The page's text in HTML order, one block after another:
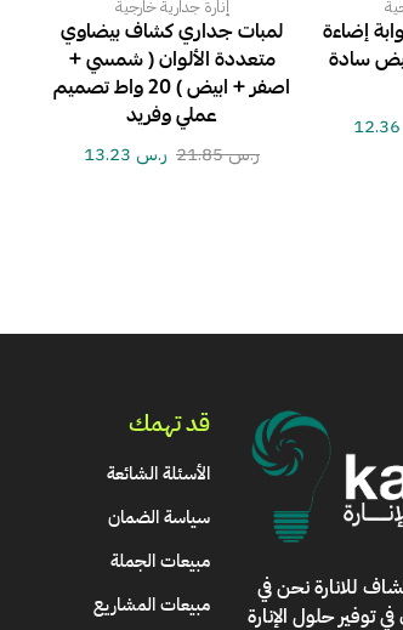
إضاءة
سادة
إنارة جدارية خارجية
لمبات جداري كشاف بيضاوي
متعددة الألوان ( شمسي +
اصفر + ابيض ) 20 واط تصميم
عملي وفريد
ر.س21.85 ر.س
للانارةنحن في
حلول الإنارة
قد تهمك
الأسئلة الشائعة
سياسة الضمان
مبيعات الجملة
مبيعات المشاريع